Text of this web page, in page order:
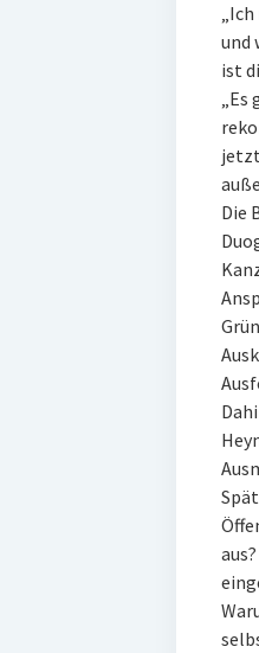
und
ist
„Es
Die